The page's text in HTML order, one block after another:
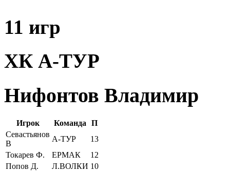
11 игр
ХК А-ТУР
Нифонтов Владимир
Игрок Команда
П
Севастьянов
В
А-ТУР
13
Токарев Ф.
ЕРМАК
12
Попов Д.
Л.ВОЛКИ 10